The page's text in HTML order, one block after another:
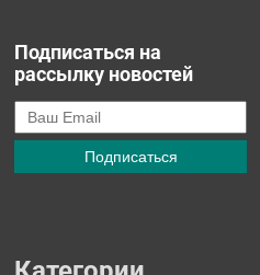
Подписаться на
рассылку новостей